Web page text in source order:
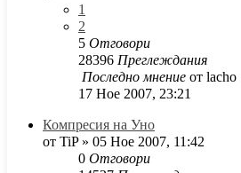
1
2
5 Отговори
28396 Преглеждания
Последно мнение от lacho
17 Ное 2007, 23:21
Компресия на Уно
от TiP» 05 Ное 2007, 11:42
0 Отговори